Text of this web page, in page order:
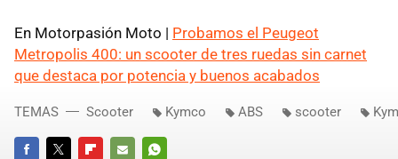
En Motorpasión Moto | Probamos el Peugeot
Metropolis 400: un scooter de tres ruedas sin carnet
que destaca por potencia y buenos acabados
TEMAS Scooter Kymco ABS scooter